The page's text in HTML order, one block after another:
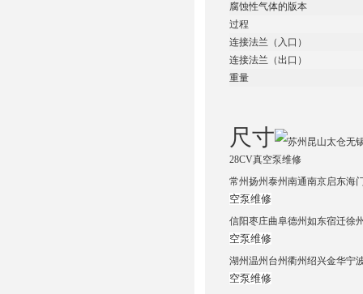
腐蚀性气体的版本
过程
连接法兰（入口）
连接法兰（出口）
重量
尺寸
苏州昆山太仓无
28CV真空泵维修
常州扬州泰州南通南京启东海
空泵维修
信阳枣庄曲阜德州如东宿迁徐
空泵维修
湖州温州台州衢州绍兴金华宁
空泵维修